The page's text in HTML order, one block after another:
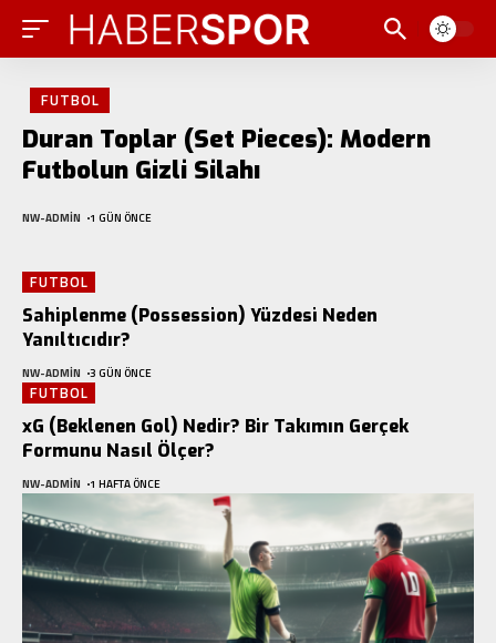
FUTBOL
Duran Toplar (Set Pieces): Modern
Futbolun Gizli Silahı
NW-ADMIN 1 GÜN ÖNCE
FUTBOL
Sahiplenme (Possession) Yüzdesi Neden
Yanıltıcıdır?
NW-ADMIN 3 GÜN ÖNCE
FUTBOL
xG (Beklenen Gol) Nedir? Bir Takımın Gerçek
Formunu Nasıl Ölçer?
NW-ADMIN 1 HAFTA ÖNCE